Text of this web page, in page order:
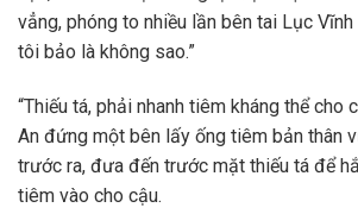
vẳng, phóng to nhiều lần bên tai Lục Vĩnh
tôi bảo là không sao.”
“Thiếu tá, phải nhanh tiêm kháng thể cho
An đứng một bên lấy ống tiêm bản thân
trước ra, đưa đến trước mặt thiếu tá để
tiêm vào cho cậu.